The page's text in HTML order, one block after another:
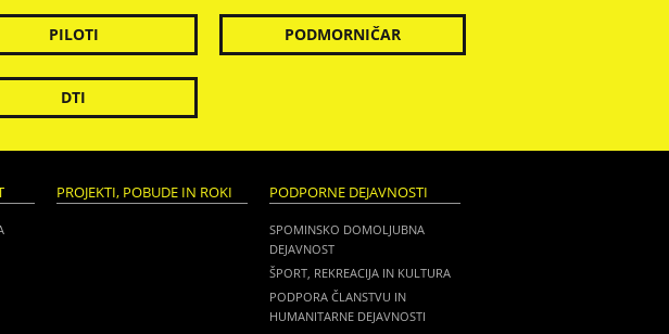
PILOTI PODMORNIČAR
DTI
PROJEKTI, POBUDE IN ROKI PODPORNE DEJAVNOSTI
SPOMINSKO DOMOLJUBNA
DEJAVNOST
ŠPORT, REKREACIJA IN KULTURA
PODPORA ČLANSTVU IN
HUMANITARNE DEJAVNOSTI